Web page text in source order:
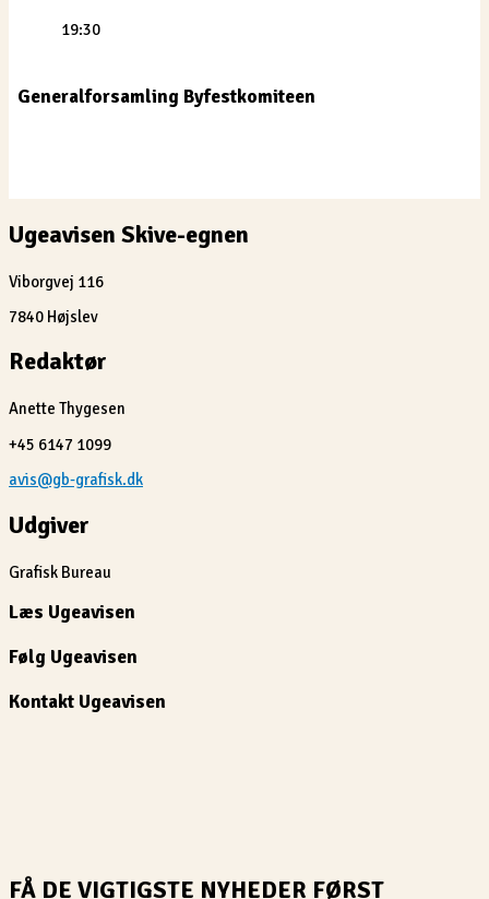
19:30
Generalforsamling Byfestkomiteen
Ugeavisen Skive-egnen
Viborgvej 116
7840 Højslev
Redaktør
Anette Thygesen
+45 6147 1099
avis@gb-grafisk.dk
Udgiver
Grafisk Bureau
Læs Ugeavisen
Følg Ugeavisen
Kontakt Ugeavisen
FÅ DE VIGTIGSTE NYHEDER FØRST